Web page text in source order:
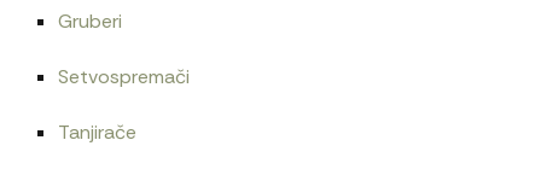
Gruberi
Setvospremači
Tanjirače
300RSD